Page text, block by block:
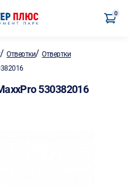
0
/Отвертки/Отвертки
530382016